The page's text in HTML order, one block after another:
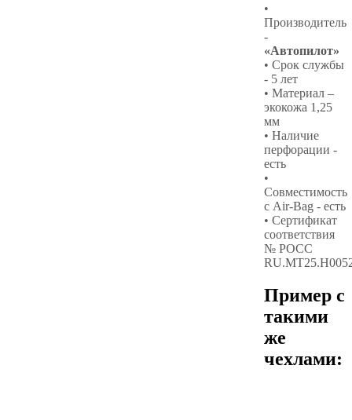
•
Производитель
-
«Автопилот»
• Срок службы
- 5 лет
• Материал –
экокожа 1,25
мм
• Наличие
перфорации -
есть
•
Совместимость
с Air-Bag - есть
• Сертификат
соответствия
№ РОСС
Пример с
такими
же
чехлами: